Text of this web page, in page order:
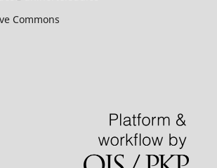
Commons